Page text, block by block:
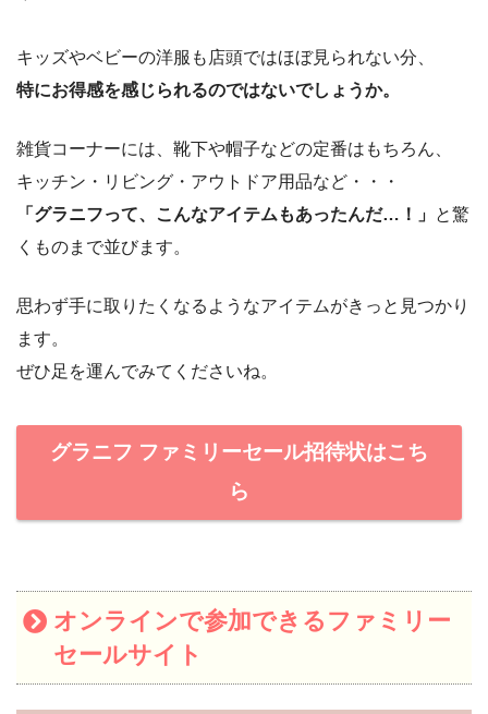
キッズやベビーの洋服も店頭ではほぼ見られない分、
特にお得感を感じられるのではないでしょうか。
雑貨コーナーには、靴下や帽子などの定番はもちろん、
キッチン・リビング・アウトドア用品など・・・
「グラニフって、こんなアイテムもあったんだ…！」 と驚
くものまで並びます。
思わず手に取りたくなるようなアイテムがきっと見つかり
ます。
ぜひ足を運んでみてくださいね。
グラニフ ファミリーセール招待状はこち
ら
オンラインで参加できるファミリー
セールサイト